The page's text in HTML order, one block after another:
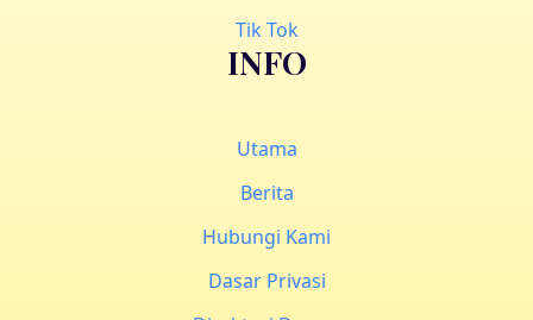
Tik Tok
INFO
Utama
Berita
Hubungi Kami
Dasar Privasi